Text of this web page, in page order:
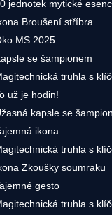
jednotek mytické
Broušení stříbra
MS 2025
se šampionem
truhla s
už je hodin!
kapsle se
ikona
truhla s
Zkoušky soumraku
gesto
truhla s